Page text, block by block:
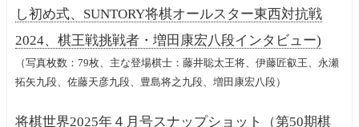
し初め式、SUNTORY将棋オールスター東西対抗戦
2024、棋王戦挑戦者・増田康宏八段インタビュー)
（写真枚数：79枚、主な登場棋士：藤井聡太王将、伊藤匠叡王、永瀬
拓矢九段、佐藤天彦九段、豊島将之九段、増田康宏八段）
将棋世界2025年４月号スナップショット（第50期棋